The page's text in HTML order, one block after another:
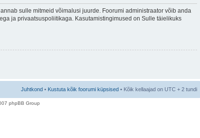
sulle mitmeid võimalusi juurde. Foorumi administraator võib anda
ja privaatsuspoliitikaga. Kasutamistingimused on Sulle täielikuks
Juhtkond • Kustuta kõik foorumi küpsised • Kõik kellaajad on UTC + 2 tundi
phpBB Group